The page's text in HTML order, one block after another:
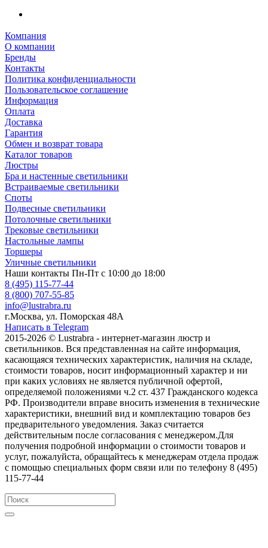
Компания
О компании
Бренды
Контакты
Политика конфиденциальности
Пользовательское соглашение
Информация
Оплата
Доставка
Гарантия
Обмен и возврат товара
Каталог товаров
Люстры
Бра и настенные светильники
Встраиваемые светильники
Споты
Подвесные светильники
Потолочные светильники
Трековые светильники
Настольные лампы
Торшеры
Уличные светильники
Наши контакты Пн-Пт с 10:00 до 18:00
8 (495) 115-77-44
8 (800) 707-55-85
info@lustrabra.ru
г.Москва, ул. Поморская 48А
Написать в Telegram
2015-2026 © Lustrabra - интернет-магазин люстр и
светильников. Вся представленная на сайте информация,
касающаяся технических характеристик, наличия на складе,
стоимости товаров, носит информационный характер и ни
при каких условиях не является публичной офертой,
определяемой положениями ч.2 ст. 437 Гражданского кодекса
РФ. Производители вправе вносить изменения в технические
характеристики, внешний вид и комплектацию товаров без
предварительного уведомления. Заказ считается
действительным после согласования с менеджером.Для
получения подробной информации о стоимости товаров и
услуг, пожалуйста, обращайтесь к менеджерам отдела продаж
с помощью специальных форм связи или по телефону 8 (495)
115-77-44